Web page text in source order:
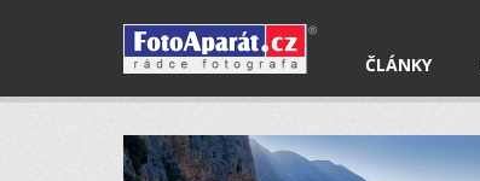
ČLÁNKY